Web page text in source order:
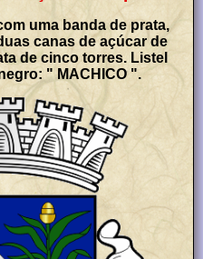
uma banda de prata,
canas de açúcar de
de cinco torres. Listel
" MACHICO ".